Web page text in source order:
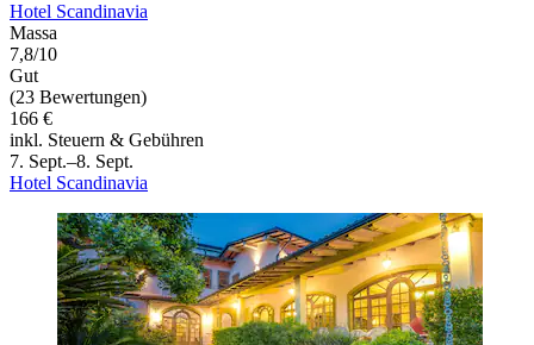
Hotel Scandinavia
Massa
7,8/10
Gut
(23 Bewertungen)
166 €
inkl. Steuern & Gebühren
7. Sept.–8. Sept.
Hotel Scandinavia